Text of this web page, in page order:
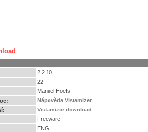
2.2.10
22
Manuel Hoefs
Nápověda Vistamizer
Vistamizer download
Freeware
ENG